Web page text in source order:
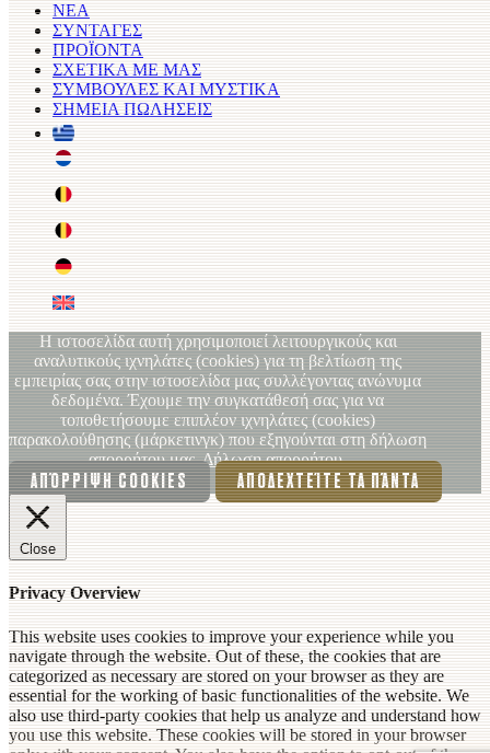
ΝΕΑ
ΣΥΝΤΑΓΕΣ
ΠΡΟΪΟΝΤΑ
ΣΧΕΤΙΚΑ ΜΕ ΜΑΣ
ΣΥΜΒΟΥΛΕΣ ΚΑΙ ΜΥΣΤΙΚΑ
ΣΗΜΕΙΑ ΠΩΛΗΣΕΙΣ
GR
NL (NL)
NL (BE)
FR (BE)
DE (DE)
EN
Η ιστοσελίδα αυτή χρησιμοποιεί λειτουργικούς και
αναλυτικούς ιχνηλάτες (cookies) για τη βελτίωση της
εμπειρίας σας στην ιστοσελίδα μας συλλέγοντας ανώνυμα
δεδομένα. Έχουμε την συγκατάθεσή σας για να
τοποθετήσουμε επιπλέον ιχνηλάτες (cookies)
παρακολούθησης (μάρκετινγκ) που εξηγούνται στη δήλωση
απορρήτου μας.Δήλωση απορρήτου.
ΑΠΌΡΡΙΨΗ COOKIES ΑΠΟΔΕΧΤΕΊΤΕ ΤΑ ΠΆΝΤΑ
Close
Privacy Overview
This website uses cookies to improve your experience while you
navigate through the website. Out of these, the cookies that are
categorized as necessary are stored on your browser as they are
essential for the working of basic functionalities of the website. We
also use third-party cookies that help us analyze and understand how
you use this website. These cookies will be stored in your browser